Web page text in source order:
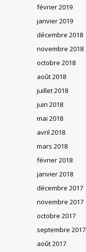
février 2019
janvier 2019
décembre 2018
novembre 2018
octobre 2018
août 2018
juillet 2018
juin 2018
mai 2018
avril 2018
mars 2018
février 2018
janvier 2018
décembre 2017
novembre 2017
octobre 2017
septembre 2017
août 2017